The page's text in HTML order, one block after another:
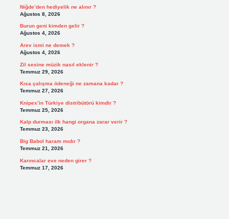
Niğde’den hediyelik ne alınır ?
Ağustos 8, 2026
Burun geni kimden gelir ?
Ağustos 4, 2026
Arev ismi ne demek ?
Ağustos 4, 2026
Zil sesine müzik nasıl eklenir ?
Temmuz 29, 2026
Kısa çalışma ödeneği ne zamana kadar ?
Temmuz 27, 2026
Knipex’in Türkiye distribütörü kimdir ?
Temmuz 25, 2026
Kalp durması ilk hangi organa zarar verir ?
Temmuz 23, 2026
Big Babol haram mıdır ?
Temmuz 21, 2026
Karıncalar eve neden girer ?
Temmuz 17, 2026